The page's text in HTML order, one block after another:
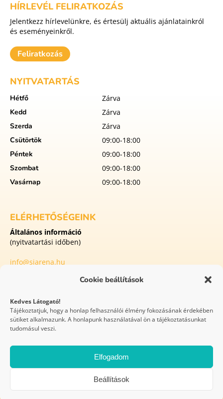
Cookie beállítások
Kedves Látogató!
Tájékoztatjuk, hogy a honlap felhasználói élmény fokozásának érdekében
sütiket alkalmazunk. A honlapunk használatával ön a tájékoztatásunkat
tudomásul veszi.
Elfogadom
Beállítások
HÍRLEVÉL FELIRATKOZÁS
Jelentkezz hírlevelünkre, és értesülj aktuális ajánlatainkról
és eseményeinkről.
Feliratkozás
NYITVATARTÁS
Hétfő
Zárva
Kedd
Zárva
Szerda
Zárva
Csütörtök
09:00-18:00
Péntek
09:00-18:00
Szombat
09:00-18:00
Vasárnap
09:00-18:00
ELÉRHETŐSÉGEINK
Általános információ
(nyitvatartási időben)
info@siarena.hu
WEBOLDAL
Síaréna Vibe Park Eplény 2026 © Minden jog fenntartva
Covid protokollFestipay – ÁSZF